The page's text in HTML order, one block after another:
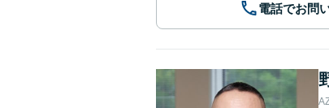
電話でお問